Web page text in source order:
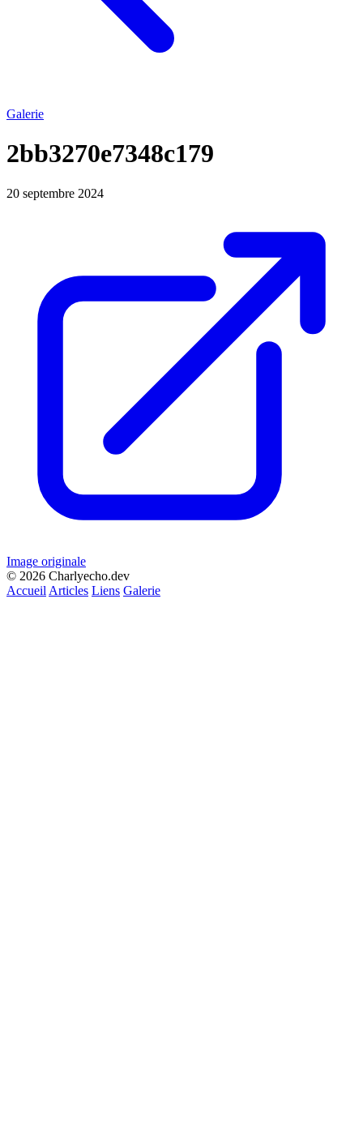
Galerie
2bb3270e7348c179
20 septembre 2024
Image originale
© 2026 Charlyecho.dev
Accueil Articles Liens Galerie